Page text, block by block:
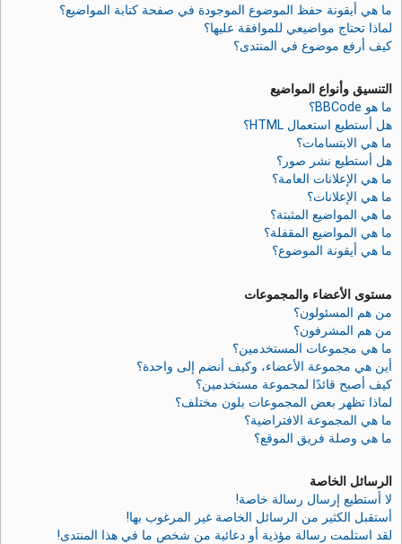
ما هي أيقونة حفظ الموضوع الموجودة في صفحة كتابة المواضيع؟
لماذا تحتاج مواضيعي للموافقة عليها؟
كيف أرفع موضوع في المنتدى؟
التنسيق وأنواع المواضيع
ما هو BBCode؟
هل أستطيع استعمال HTML؟
ما هي الابتسامات؟
هل أستطيع نشر صور؟
ما هي الإعلانات العامة؟
ما هي الإعلانات؟
ما هي المواضيع المثبتة؟
ما هي المواضيع المقفلة؟
ما هي أيقونة الموضوع؟
مستوى الأعضاء والمجموعات
من هم المسئولون؟
من هم المشرفون؟
ما هي مجموعات المستخدمين؟
أين هي مجموعة الأعضاء، وكيف أنضم إلى واحدة؟
كيف أصبح قائدًا لمجموعة مستخدمين؟
لماذا تظهر بعض المجموعات بلون مختلف؟
ما هي المجموعة الافتراضية؟
ما هي وصلة فريق الموقع؟
الرسائل الخاصة
لا أستطيع إرسال رسالة خاصة!
أستقبل الكثير من الرسائل الخاصة غير المرغوب بها!
لقد استلمت رسالة مؤذية أو دعائية من شخص ما في هذا المنتدى!